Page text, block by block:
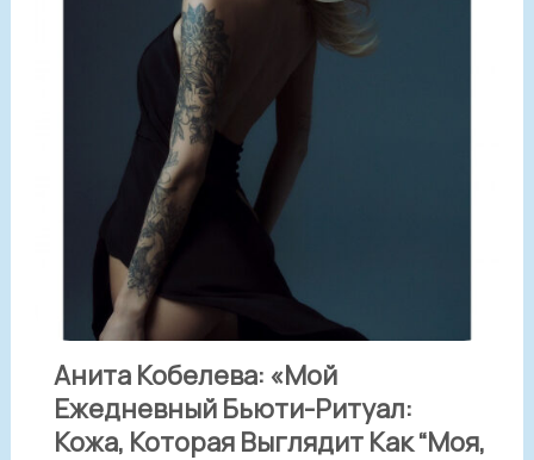
Анита Кобелева: «Мой
Ежедневный Бьюти-Ритуал:
Кожа, Которая Выглядит Как “моя,